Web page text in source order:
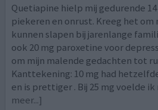
Quetiapine hielp mij gedurende
piekeren en onrust. Kreeg het
kunnen slapen bij jarenlange
ook 20 mg paroxetine voor
om mijn malende gedachten tot
Kanttekening: 10 mg had
en is prettiger . Bij 25 mg voelde ik
meer...]